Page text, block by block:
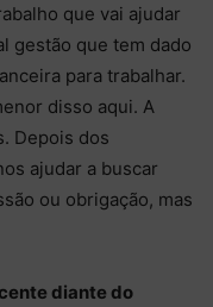
que vai ajudar
gestão que tem dado
para trabalhar.
disso aqui. A
Depois dos
ajudar a buscar
ou obrigação, mas
diante do